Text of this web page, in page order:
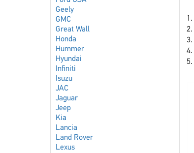
Geely
GMC
Great Wall
Honda
Hummer
Hyundai
Infiniti
Isuzu
JAC
Jaguar
Jeep
Kia
Lancia
Land Rover
Lexus